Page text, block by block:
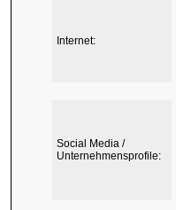
Internet:
Social Media /
Unternehmensprofile: